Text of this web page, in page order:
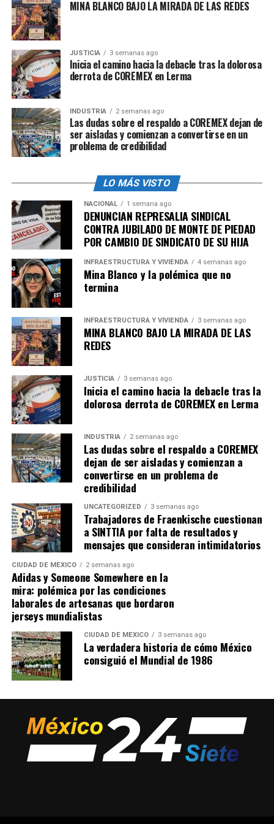
han permanecido en las instalaciones de Seguridad
Pública debido a que salir desarmados
seguridad.
admin
MINA BLANCO BAJO LA MIRADA DE LAS REDES
JUSTICIA 3 semanas ago
Inicia el camino hacia la debacle tras la dolorosa
derrota de COREMEX en Lerma
INDUSTRIA 2 semanas ago
Las dudas sobre el respaldo a COREMEX dejan de
ser aisladas y comienzan a convertirse en un
problema de credibilidad
LO MÁS VISTO
NACIONAL 1 semana ago
DENUNCIAN REPRESALIA SINDICAL
CONTRA JUBILADO DE MONTE DE PIEDAD
POR CAMBIO DE SINDICATO DE SU HIJA
INFRAESTRUCTURA Y VIVIENDA 4 semanas ago
Mina Blanco y la polémica que no
termina
INFRAESTRUCTURA Y VIVIENDA 3 semanas ago
MINA BLANCO BAJO LA MIRADA DE LAS
REDES
JUSTICIA 3 semanas ago
Inicia el camino hacia la debacle tras la
dolorosa derrota de COREMEX en Lerma
INDUSTRIA 2 semanas ago
Las dudas sobre el respaldo a COREMEX
dejan de ser aisladas y comienzan a
convertirse en un problema de
credibilidad
UNCATEGORIZED 3 semanas ago
Trabajadores de Fraenkische cuestionan
a SINTTIA por falta de resultados y
mensajes que consideran intimidatorios
CIUDAD DE MÉXICO 2 semanas ago
Adidas y Someone Somewhere en la
mira: polémica por las condiciones
laborales de artesanas que bordaron
jerseys mundialistas
CIUDAD DE MÉXICO 3 semanas ago
La verdadera historia de cómo México
consiguió el Mundial de 1986